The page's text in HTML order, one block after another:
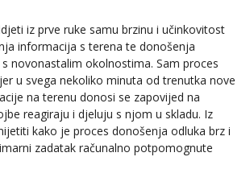
iz prve ruke samu brzinu i učinkovitost
informacija s terena te donošenja
novonastalim okolnostima. Sam proces
u svega nekoliko minuta od trenutka nove
na terenu donosi se zapovijed na
reagiraju i djeluju s njom u skladu. Iz
kako je proces donošenja odluka brz i
zadatak računalno potpomognute